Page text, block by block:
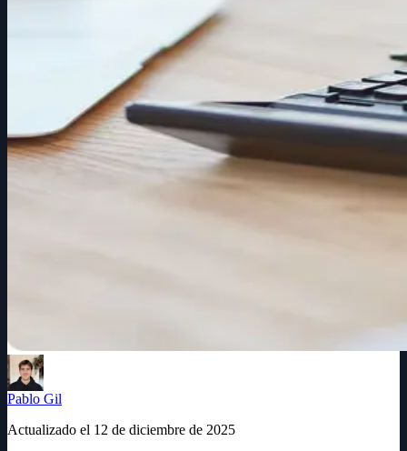
Pablo Gil
Actualizado el 12 de diciembre de 2025